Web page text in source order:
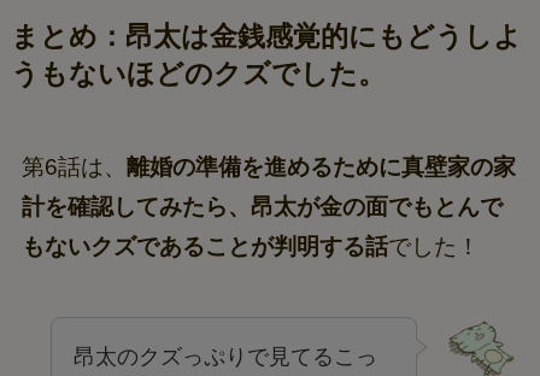
まとめ：昂太は金銭感覚的にもどうしよ
うもないほどのクズでした。
第6話は、 離婚の準備を進めるために真壁家の家
計を確認してみたら、昂太が金の面でもとんで
もないクズであることが判明する話でした！
昂太のクズっぷりで見てるこっ